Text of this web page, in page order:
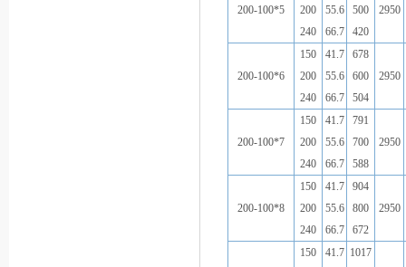
200-100*5
200
240
55.6
66.7
500
420
2950
200-100*6
150
200
240
41.7
55.6
66.7
678
600
504
2950
200-100*7
150
200
240
41.7
55.6
66.7
791
700
588
2950
200-100*8
150
200
240
41.7
55.6
66.7
904
800
672
2950
150
41.7 1017